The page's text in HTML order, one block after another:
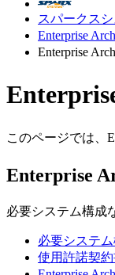
スパークス
Enterprise
Enterprise
このページでは、
Enterprise
必要システム構成
必要システ
使用許諾契